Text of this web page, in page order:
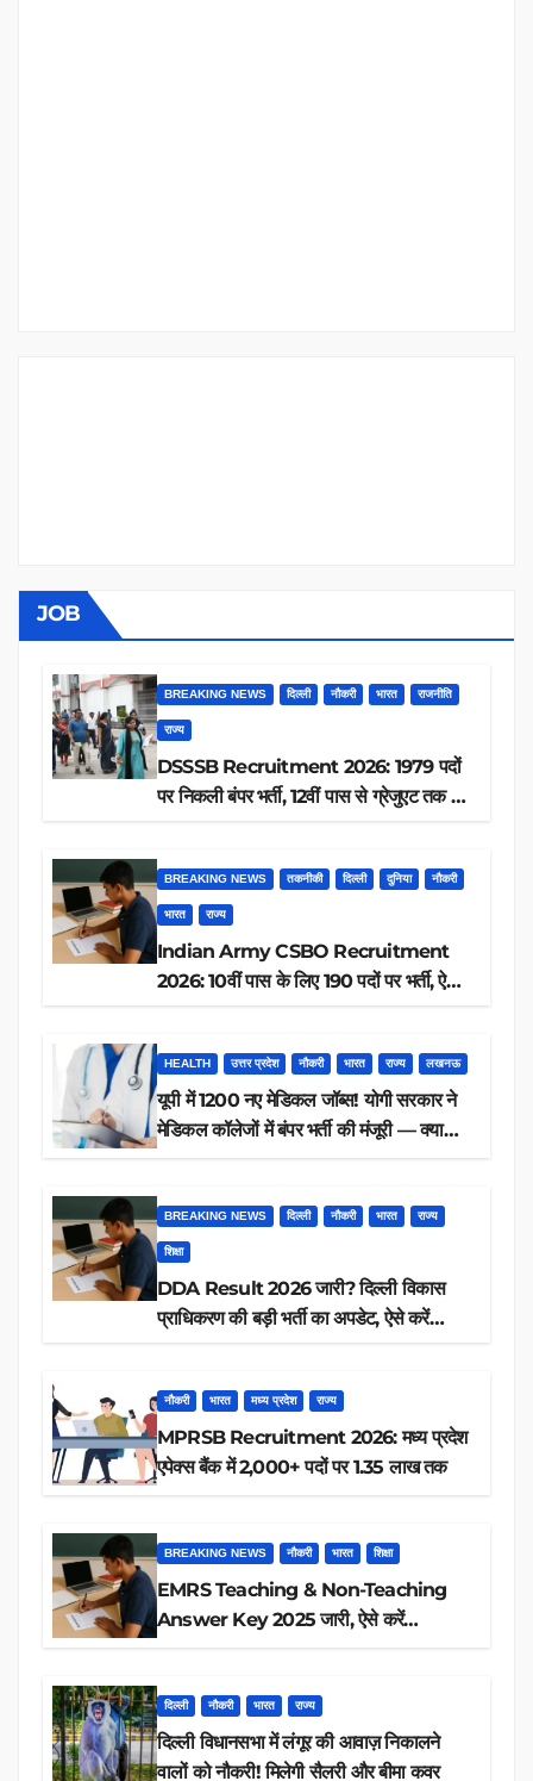
JOB
BREAKING NEWS दिल्ली नौकरी भारत राजनीति
राज्य
DSSSB Recruitment 2026: 1979 पदों
पर निकली बंपर भर्ती, 12वीं पास से ग्रेजुएट तक करें
BREAKING NEWS तकनीकी दिल्ली दुनिया नौकरी
भारत राज्य
Indian Army CSBO Recruitment
2026: 10वीं पास के लिए 190 पदों पर भर्ती, ऐसे
HEALTH उत्तर प्रदेश नौकरी भारत राज्य लखनऊ
यूपी में 1200 नए मेडिकल जॉब्स! योगी सरकार ने
मेडिकल कॉलेजों में बंपर भर्ती की मंजूरी — क्या
BREAKING NEWS दिल्ली नौकरी भारत राज्य
शिक्षा
DDA Result 2026 जारी? दिल्ली विकास
प्राधिकरण की बड़ी भर्ती का अपडेट, ऐसे करें
नौकरी भारत मध्य प्रदेश राज्य
MPRSB Recruitment 2026: मध्य प्रदेश
एपेक्स बैंक में 2,000+ पदों पर 1.35 लाख तक
BREAKING NEWS नौकरी भारत शिक्षा
EMRS Teaching & Non-Teaching
Answer Key 2025 जारी, ऐसे करें
दिल्ली नौकरी भारत राज्य
दिल्ली विधानसभा में लंगूर की आवाज़ निकालने
वालों को नौकरी! मिलेगी सैलरी और बीमा कवर